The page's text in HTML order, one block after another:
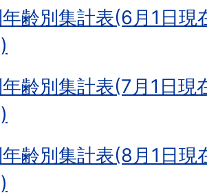
齢別集計表(6月1日
齢別集計表(7月1日現
齢別集計表(8月1日